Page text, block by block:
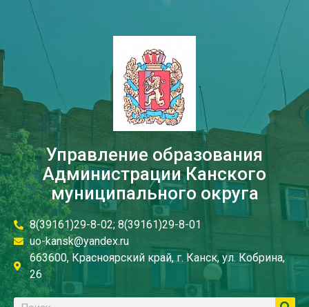
Управление образования
Администрации Канского
муниципального округа
8(39161)29-8-02; 8(39161)29-8-01
uo-kansk@yandex.ru
663600, Красноярский край, г. Канск, ул. Кобрина,
26